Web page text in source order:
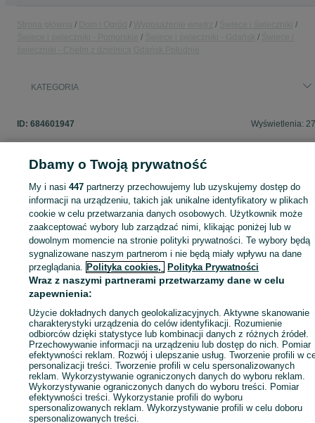
KATEGORIA
ID: 684601947 Wyświetlenia:
Zaloguj się lub załóż konto na OLX, aby skontaktować się z
sprzedającym
Zaloguj się / Załóż konto
Kup
Dbamy o Twoją prywatność
My i nasi447 partnerzy przechowujemy lub uzyskujemy dostęp do
informacji na urządzeniu, takich jak unikalne identyfikatory w plikach
cookie w celu przetwarzania danych osobowych. Użytkownik może
zaakceptować wybory lub zarządzać nimi, klikając poniżej lub w
dowolnym momencie na stronie polityki prywatności. Te wybory będą
sygnalizowane naszym partnerom i nie będą miały wpływu na dane
przeglądania. Polityka cookies, Polityka Prywatności
Wraz z naszymi partnerami przetwarzamy dane w celu
zapewnienia:
Użycie dokładnych danych geolokalizacyjnych. Aktywne skanowanie
charakterystyki urządzenia do celów identyfikacji. Rozumienie
odbiorców dzięki statystyce lub kombinacji danych z różnych źródeł.
Przechowywanie informacji na urządzeniu lub dostęp do nich. Pomiar
efektywności reklam. Rozwój i ulepszanie usług. Tworzenie profili w
personalizacji treści. Tworzenie profili w celu spersonalizowanych
reklam. Wykorzystywanie ograniczonych danych do wyboru reklam.
Wykorzystywanie ograniczonych danych do wyboru treści. Pomiar
efektywności treści. Wykorzystanie profili do wyboru
spersonalizowanych reklam. Wykorzystywanie profili w celu doboru
spersonalizowanych treści.